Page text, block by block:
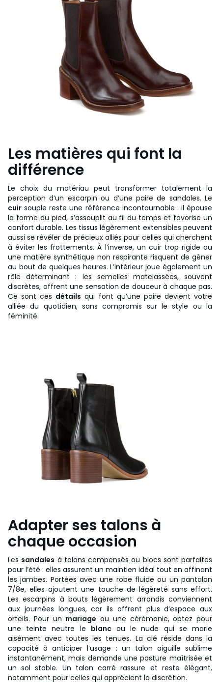
Les matières qui font la
différence
Le choix du matériau peut transformer totalement la
perception d’un escarpin ou d’une paire de sandales. Le
cuir souple reste une référence incontournable : il épouse
la forme du pied, s’assouplit au fil du temps et favorise un
confort durable. Les tissus légèrement extensibles peuvent
aussi se révéler de précieux alliés pour celles qui cherchent
à éviter les frottements. À l’inverse, un cuir trop rigide ou
une matière synthétique non respirante risquent de gêner
au bout de quelques heures. L’intérieur joue également un
rôle déterminant : les semelles matelassées, souvent
discrètes, offrent une sensation de douceur à chaque pas.
Ce sont ces détails qui font qu’une paire devient votre
alliée du quotidien, sans compromis sur le style ou la
féminité.
Adapter ses talons à
chaque occasion
Les sandales à talons compensés ou blocs sont parfaites
pour l’été : elles assurent un maintien idéal tout en affinant
les jambes. Portées avec une robe fluide ou un pantalon
7/8e, elles ajoutent une touche de légèreté sans effort.
Les escarpins à bouts légèrement arrondis conviennent
aux journées longues, car ils offrent plus d’espace aux
orteils. Pour un mariage ou une cérémonie, optez pour
une teinte neutre le blancou le nude qui se marie
aisément avec toutes les tenues. La clé réside dans la
capacité à anticiper l’usage : un talon aiguille sublime
instantanément, mais demande une posture maîtrisée et
un sol stable. Un talon carré rassure et reste élégant,
notamment pour celles qui apprécient la discrétion.